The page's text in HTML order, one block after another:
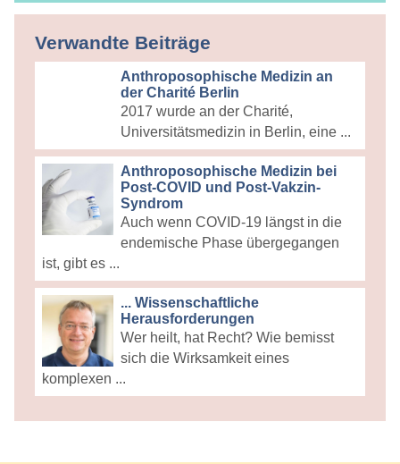
Verwandte Beiträge
Anthroposophische Medizin an
der Charité Berlin
2017 wurde an der Charité,
Universitätsmedizin in Berlin, eine ...
Anthroposophische Medizin bei
Post-COVID und Post-Vakzin-
Syndrom
Auch wenn COVID-19 längst in die
endemische Phase übergegangen
ist, gibt es ...
... Wissenschaftliche
Herausforderungen
Wer heilt, hat Recht? Wie bemisst
sich die Wirksamkeit eines
komplexen ...